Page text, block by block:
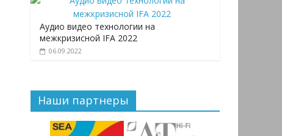
Аудио видео технологии на
межкризисной IFA 2022
06.09.2022
Наши партнеры